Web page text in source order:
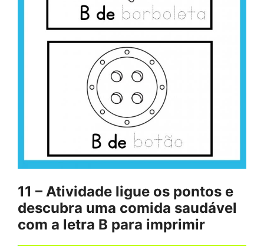
11 – Atividade ligue os pontos e
descubra uma comida saudável
com a letra B para imprimir